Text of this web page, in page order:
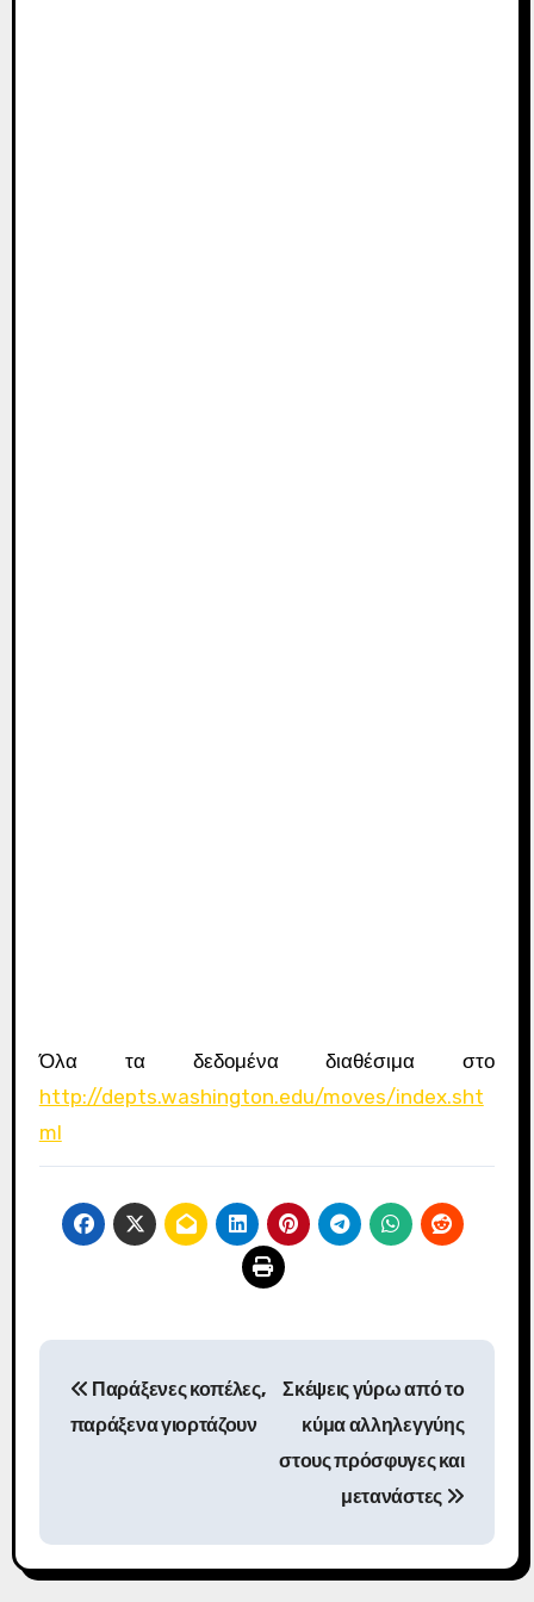
Όλα τα δεδομένα διαθέσιμα στο
http://depts.washington.edu/moves/index.sht
ml
γ
Παράξενες κοπέλες,
παράξενα γιορτάζουν
Σκέψεις γύρω από το
κύμα αλληλεγγύης
στους πρόσφυγες και
μετανάστες